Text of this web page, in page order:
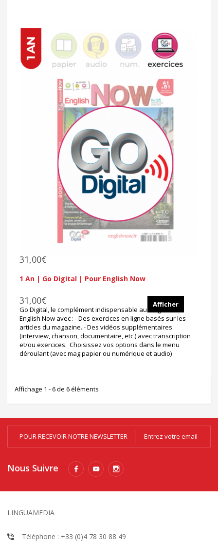
31,00€
1 An | Go Digital | Pour English Now
31,00€ Afficher
Go Digital, le complément indispensable au magazine
English Now avec : - Des exercices en ligne basés sur les
articles du magazine. - Des vidéos supplémentaires
(interview, chanson, documentaire, etc.) avec transcription
et/ou exercices. Choisissez vos options dans le menu
déroulant (avec mag papier ou numérique et audio)
Affichage 1 - 6 de 6 éléments
POUR RECEVOIR NOTRE NEWSLETTER
Nous Suivre
LINGUAMEDIA
Téléphone : +33 (0)4 78 30 88 49